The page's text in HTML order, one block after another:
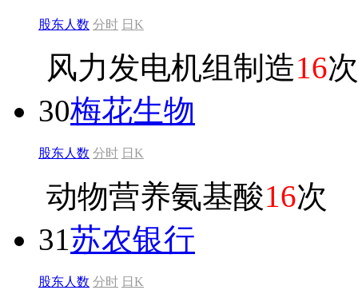
股东人数 分时 日K
风力发电机组制造16次
30梅花生物
股东人数 分时 日K
动物营养氨基酸16次
31苏农银行
股东人数 分时 日K